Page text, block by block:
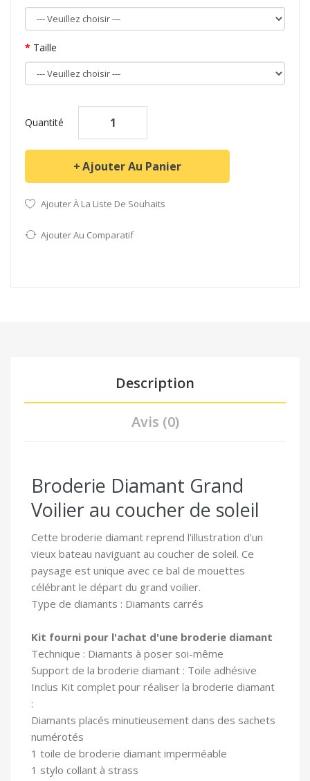
Taille
Quantité
Ajouter Au Panier
Ajouter À La Liste De Souhaits
Ajouter Au Comparatif
Description
Avis (0)
Broderie Diamant Grand
Voilier au coucher de soleil
Cette broderie diamant reprend l'illustration d'un
vieux bateau naviguant au coucher de soleil. Ce
paysage est unique avec ce bal de mouettes
célébrant le départ du grand voilier.
Type de diamants : Diamants carrés
Kit fourni pour l'achat d'une broderie diamant
Technique : Diamants à poser soi-même
Support de la broderie diamant : Toile adhésive
Inclus Kit complet pour réaliser la broderie diamant
:
Diamants placés minutieusement dans des sachets
numérotés
1 toile de broderie diamant imperméable
1 stylo collant à strass